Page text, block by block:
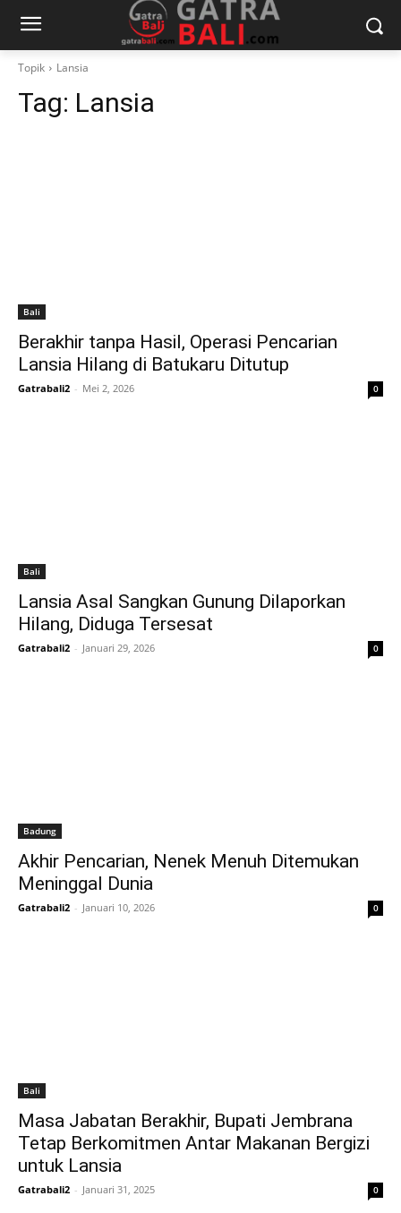
Topik Lansia
Tag: Lansia
Bali
Berakhir tanpa Hasil, Operasi Pencarian
Lansia Hilang di Batukaru Ditutup
Gatrabali2 - Mei 2, 2026 0
Bali
Lansia Asal Sangkan Gunung Dilaporkan
Hilang, Diduga Tersesat
Gatrabali2 - Januari 29, 2026 0
Badung
Akhir Pencarian, Nenek Menuh Ditemukan
Meninggal Dunia
Gatrabali2 - Januari 10, 2026 0
Bali
Masa Jabatan Berakhir, Bupati Jembrana
Tetap Berkomitmen Antar Makanan Bergizi
untuk Lansia
Gatrabali2 - Januari 31, 2025 0